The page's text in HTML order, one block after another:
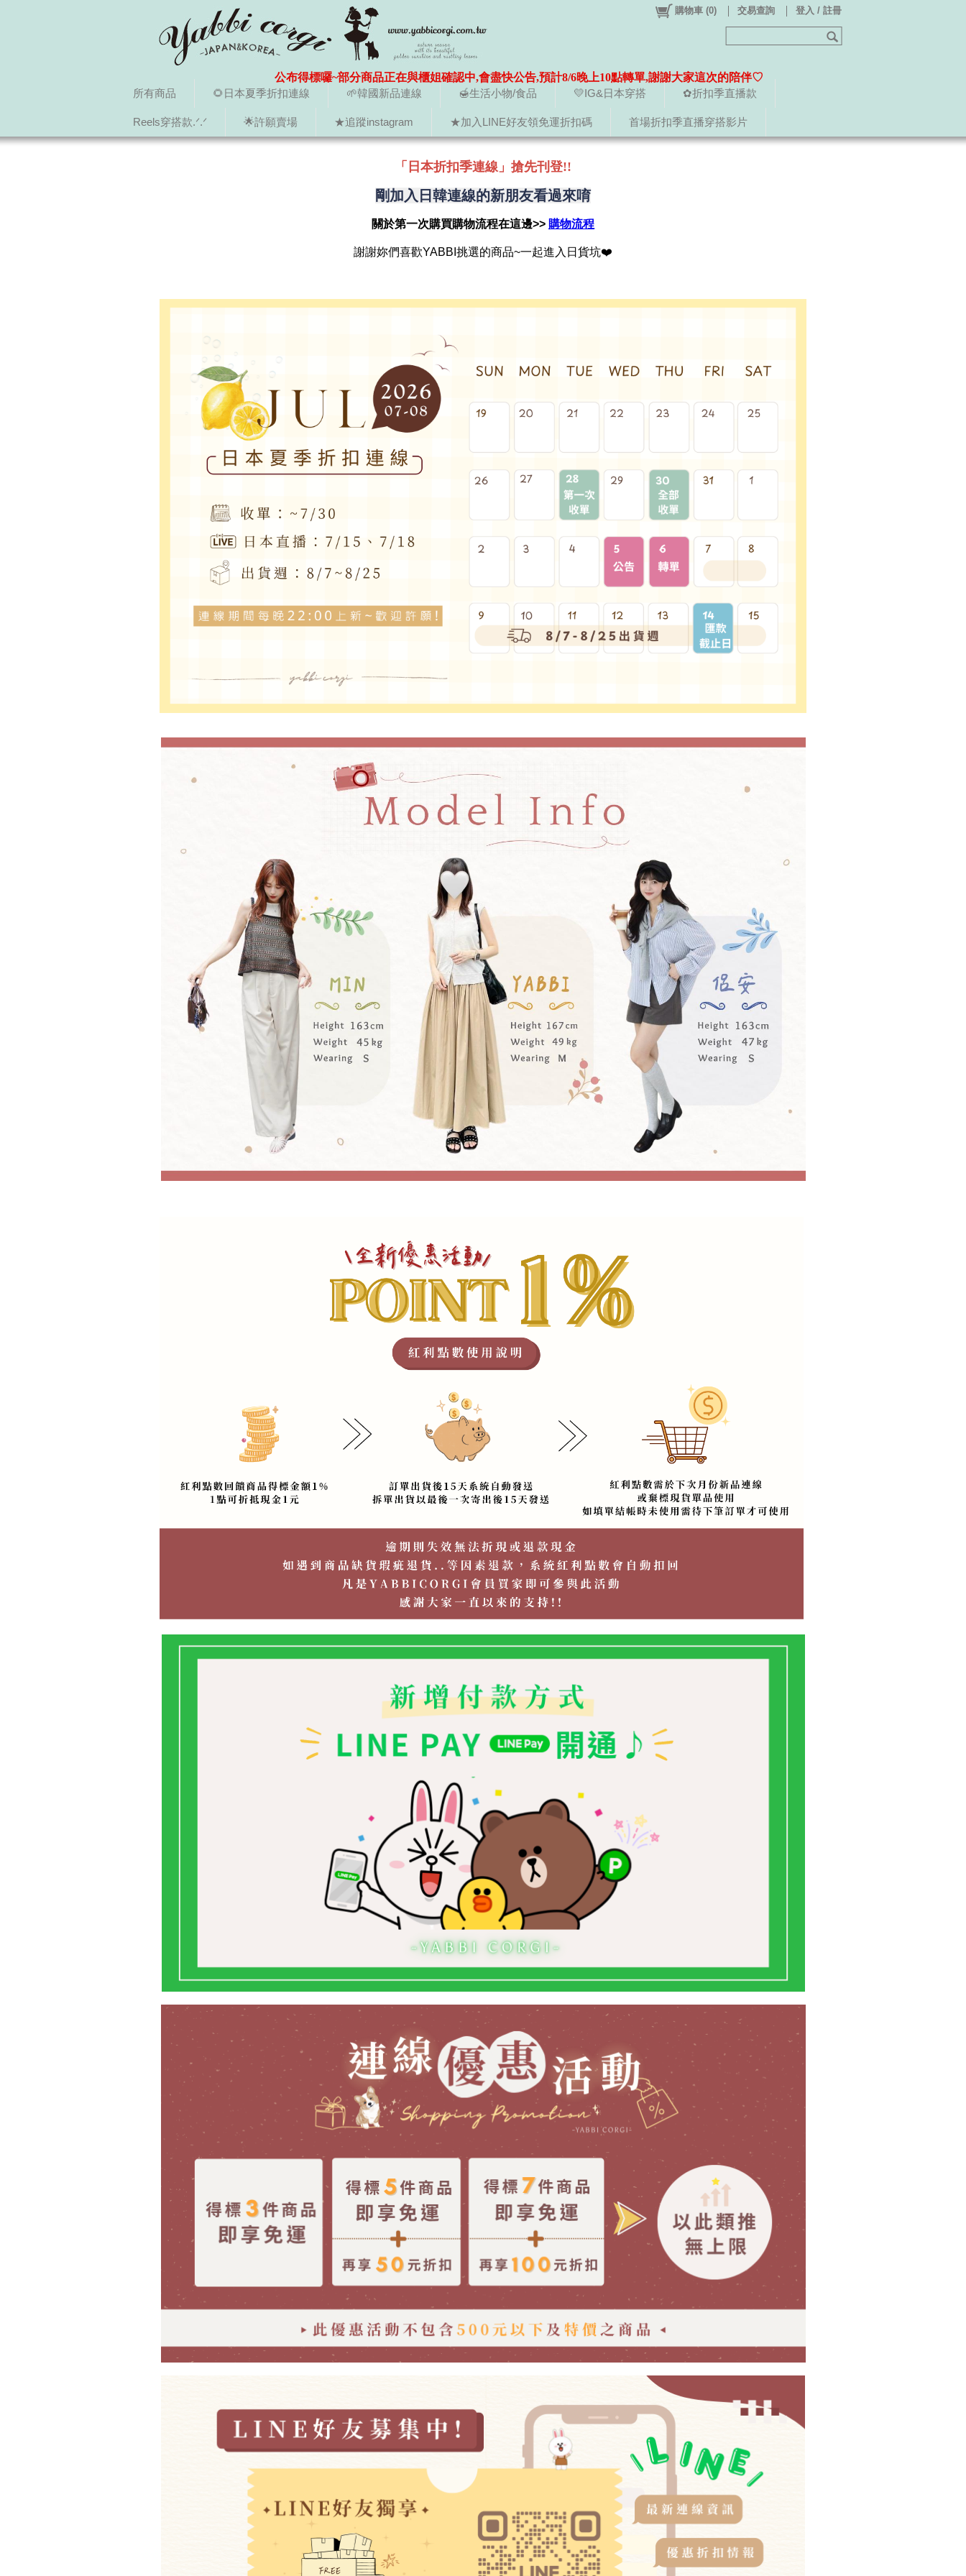
所有商品 🌻日本夏季折扣連線 🌱韓國新品連線 🍯生活小物/食品 💛IG&日本穿搭 ✿折扣季直播款
Reels穿搭款.ᐟ.ᐟ 🌟許願賣場 ★追蹤instagram ★加入LINE好友領免運折扣碼 首場折扣季直播穿搭影片
購物車 (0) 交易查詢 登入 / 註冊
公布得標囉~部分商品正在與櫃姐確認中,會盡快公告,預計8/6晚上10點轉單,謝謝大家這次的陪伴♡